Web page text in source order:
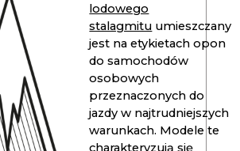
lodowego
stalagmitu umieszczany
jest na etykietach opon
do samochodów
osobowych
przeznaczonych do
jazdy w najtrudniejszych
warunkach. Modele te
charakteryzują się